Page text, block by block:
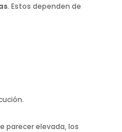
. Estos dependen de
parecer elevada, los